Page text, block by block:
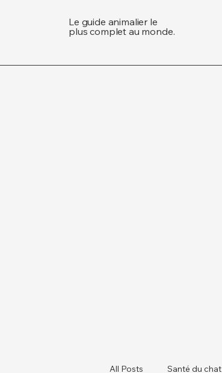
Le guide animalier le
plus complet au monde.
All Posts Santé du chat